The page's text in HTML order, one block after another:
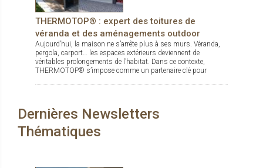
THERMOTOP® : expert des toitures de
véranda et des aménagements outdoor
Aujourd’hui, la maison ne s’arrête plus à ses murs. Véranda,
pergola, carport… les espaces extérieurs deviennent de
véritables prolongements de l’habitat. Dans ce contexte,
THERMOTOP® s’impose comme un partenaire clé pour
Dernières Newsletters
Thématiques